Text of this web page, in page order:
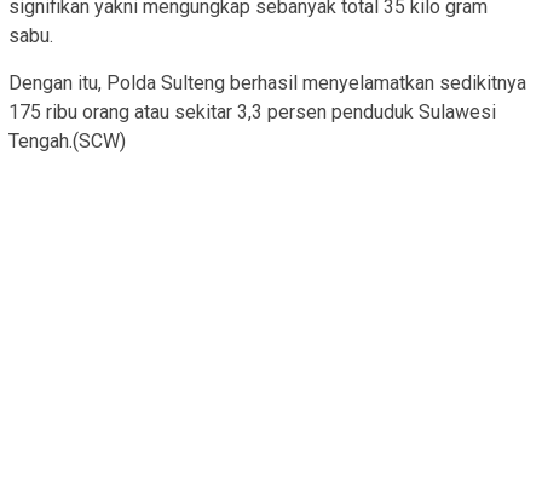
signifikan yakni mengungkap sebanyak total 35 kilo gram
sabu.
Dengan itu, Polda Sulteng berhasil menyelamatkan sedikitnya
175 ribu orang atau sekitar 3,3 persen penduduk Sulawesi
Tengah.(SCW)